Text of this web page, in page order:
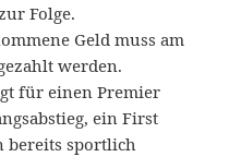
Folge.
Geld muss am
werden.
für einen Premier
ein First
bereits sportlich